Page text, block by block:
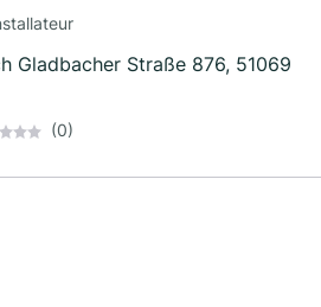
Gladbacher Straße 876, 51069
(0)